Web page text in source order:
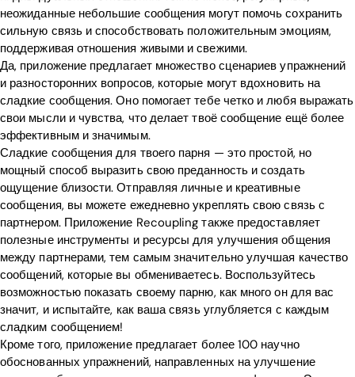
неожиданные небольшие сообщения могут помочь сохранить
сильную связь и способствовать положительным эмоциям,
поддерживая отношения живыми и свежими.
Да, приложение предлагает множество сценариев упражнений
и разносторонних вопросов, которые могут вдохновить на
сладкие сообщения. Оно помогает тебе четко и любя выражать
свои мысли и чувства, что делает твоё сообщение ещё более
эффективным и значимым.
Сладкие сообщения для твоего парня — это простой, но
мощный способ выразить свою преданность и создать
ощущение близости. Отправляя личные и креативные
сообщения, вы можете ежедневно укреплять свою связь с
партнером. Приложение Recoupling также предоставляет
полезные инструменты и ресурсы для улучшения общения
между партнерами, тем самым значительно улучшая качество
сообщений, которые вы обмениваетесь. Воспользуйтесь
возможностью показать своему парню, как много он для вас
значит, и испытайте, как ваша связь углубляется с каждым
сладким сообщением!
Кроме того, приложение предлагает более 100 научно
обоснованных упражнений, направленных на улучшение